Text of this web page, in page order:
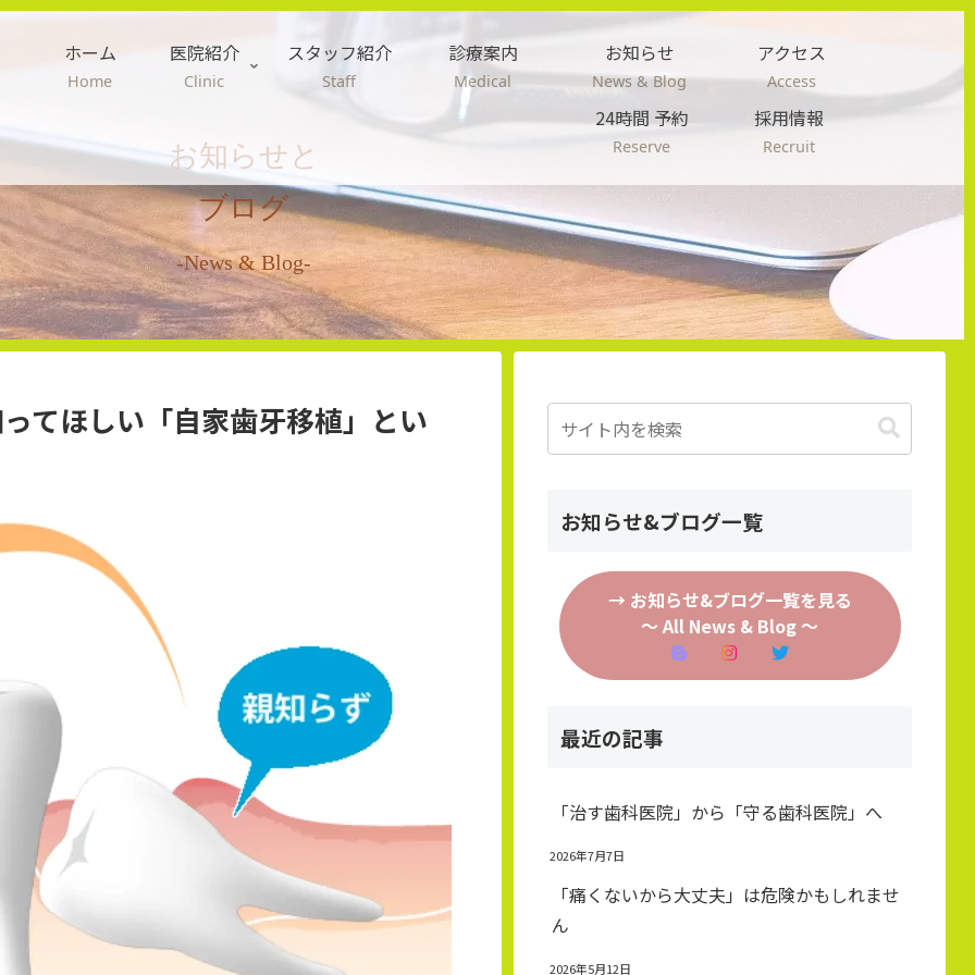
お知らせと
ブログ
-News & Blog-
ホーム
Home
医院紹介
Clinic
スタッフ紹介
Staff
診療案内
Medical
お知らせ
News & Blog
アクセス
Access
24時間 予約
Reserve
採用情報
Recruit
てほしい「自家歯牙移植」とい
お知らせ&ブログ一覧
→ お知らせ&ブログ一覧を見る
～ All News & Blog ～
最近の記事
「治す歯科医院」から「守る歯科医院」へ
2026年7月7日
「痛くないから大丈夫」は危険かもしれませ
ん
2026年5月12日